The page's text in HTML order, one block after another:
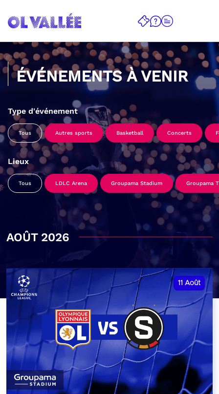
ÉVÉNEMENTS À VENIR
Type d'événement
Tous Autres sports Basketball Concerts
Lieux
Tous LDLC Arena Groupama Stadium Groupama
AOÛT 2026
11 Août